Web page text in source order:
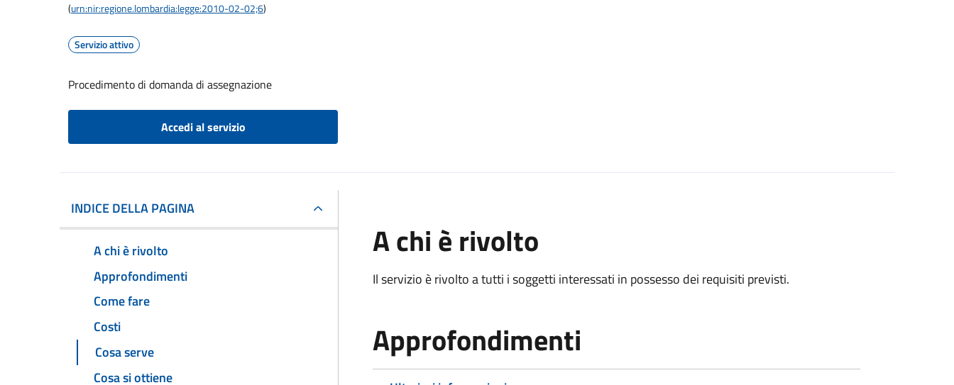
(urn:nir:regione.lombardia:legge:2010-02-02;6)
Servizio attivo
Procedimento di domanda di assegnazione
Accedi al servizio
INDICE DELLA PAGINA
A chi è rivolto
Approfondimenti
Come fare
Costi
Cosa serve
Cosa si ottiene
A chi è rivolto
Il servizio è rivolto a tutti i soggetti interessati in possesso dei requisiti previsti.
Approfondimenti